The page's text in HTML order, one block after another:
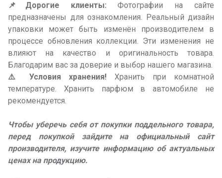
📌Дорогие клиенты: Фотографии на сайте
предназначены для ознакомления. Реальный дизайн
упаковки может быть изменён производителем в
процессе обновления коллекции. Эти изменения не
влияют на качество и оригинальность товара.
Благодарим вас за доверие и выбор нашего магазина.
⚠️ Условия хранения! Хранить при комнатной
температуре. Хранить парфюм в автомобиле не
рекомендуется.
Чтобы уберечь себя от покупки поддельного товара,
перед покупкой зайдите на официальный сайт
производителя, изучите информацию об актуальных
ценах на продукцию.